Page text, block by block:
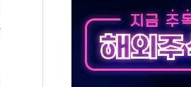
년 AI 팩토리 매출 본격화
개입...4월 말 '56조원' 사상 최대
, 스타트업 지원 프로그램 성료
의' 차가원 대표 구속 송치